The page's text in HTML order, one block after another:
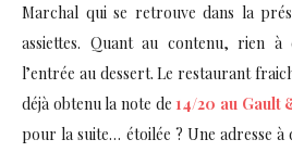
Marchal qui se retrouve dans la
assiettes. Quant au contenu, rien à
l’entrée au dessert. Le restaurant
déjà obtenu la note de14/20 au Gault
pour la suite… étoilée ? Une adresse